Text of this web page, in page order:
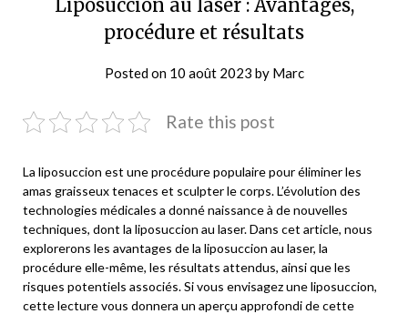
Liposuccion au laser : Avantages,
procédure et résultats
Posted on 10 août 2023 by Marc
Rate this post
La liposuccion est une procédure populaire pour éliminer les
amas graisseux tenaces et sculpter le corps. L’évolution des
technologies médicales a donné naissance à de nouvelles
techniques, dont la liposuccion au laser. Dans cet article, nous
explorerons les avantages de la liposuccion au laser, la
procédure elle-même, les résultats attendus, ainsi que les
risques potentiels associés. Si vous envisagez une liposuccion,
cette lecture vous donnera un aperçu approfondi de cette